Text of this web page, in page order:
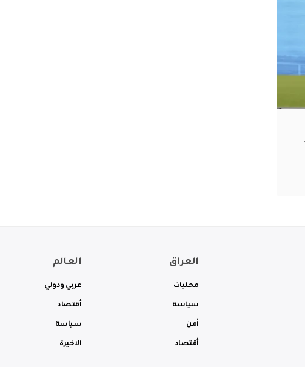
العراق
محليات
سياسة
أمن
أقتصاد
العالم
عربي ودولي
أقتصاد
سياسة
الاخيرة